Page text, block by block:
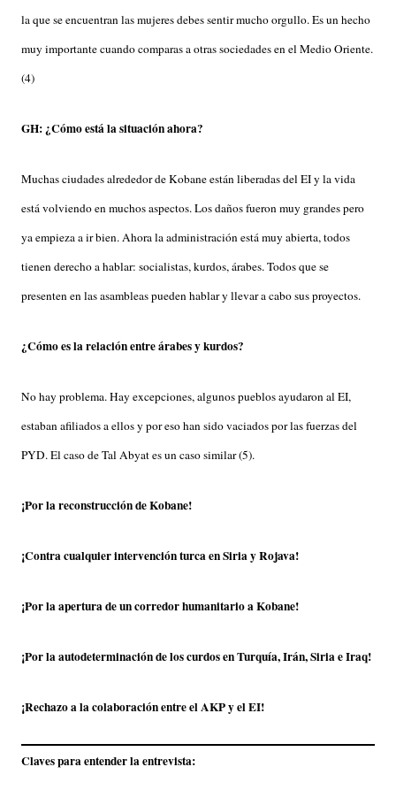
la que se encuentran las mujeres debes sentir mucho orgullo. Es un hecho
muy importante cuando comparas a otras sociedades en el Medio Oriente.
(4)
GH: ¿Cómo está la situación ahora?
Muchas ciudades alrededor de Kobane están liberadas del EI y la vida
está volviendo en muchos aspectos. Los daños fueron muy grandes pero
ya empieza a ir bien. Ahora la administración está muy abierta, todos
tienen derecho a hablar: socialistas, kurdos, árabes. Todos que se
presenten en las asambleas pueden hablar y llevar a cabo sus proyectos.
¿Cómo es la relación entre árabes y kurdos?
No hay problema. Hay excepciones, algunos pueblos ayudaron al EI,
estaban afiliados a ellos y por eso han sido vaciados por las fuerzas del
PYD. El caso de Tal Abyat es un caso similar (5).
¡Por la reconstrucción de Kobane!
¡Contra cualquier intervención turca en Siria y Rojava!
¡Por la apertura de un corredor humanitario a Kobane!
¡Por la autodeterminación de los curdos en Turquía, Irán, Siria e Iraq!
¡Rechazo a la colaboración entre el AKP y el EI!
Claves para entender la entrevista: